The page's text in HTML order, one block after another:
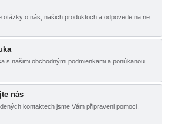
otázky o nás, našich produktoch a odpovede na ne.
s našimi obchodnými podmienkami a ponúkanou
nás
kontaktech jsme Vám připraveni pomoci.